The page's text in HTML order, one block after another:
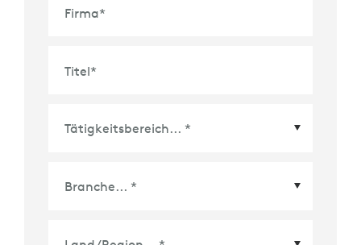
Firma*
Titel*